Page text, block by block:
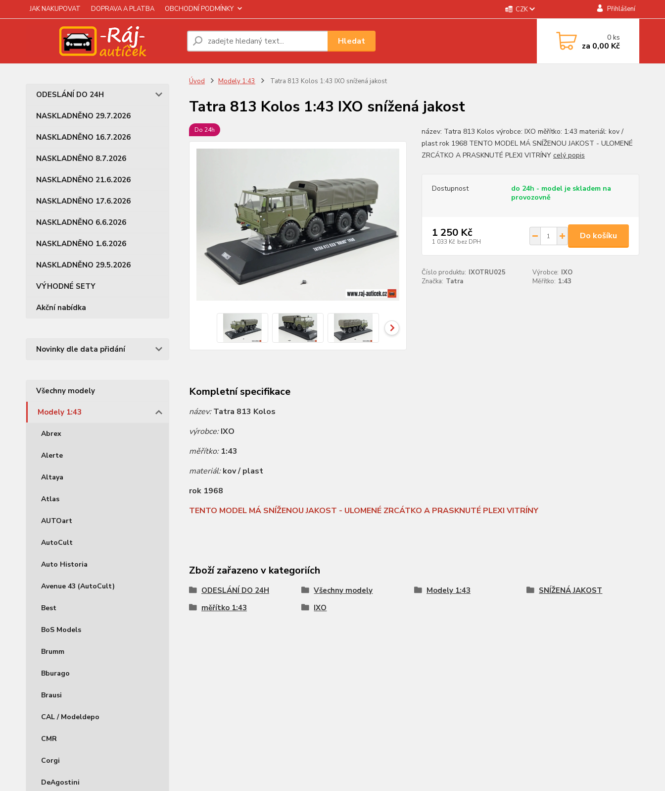
JAK NAKUPOVAT DOPRAVA A PLATBA OBCHODNÍ PODMÍNKY CZK Přihlášení
Hledat 0ks
za 0,00 Kč
ODESLÁNÍ DO 24H
NASKLADNĚNO 29.7.2026
NASKLADNĚNO 16.7.2026
NASKLADNĚNO 8.7.2026
NASKLADNĚNO 21.6.2026
NASKLADNĚNO 17.6.2026
NASKLADNĚNO 6.6.2026
NASKLADNĚNO 1.6.2026
NASKLADNĚNO 29.5.2026
VÝHODNÉ SETY
Akční nabídka
Novinky dle data přidání
Všechny modely
Modely 1:43
Abrex
Alerte
Altaya
Atlas
AUTOart
AutoCult
Auto Historia
Avenue 43 (AutoCult)
Best
BoS Models
Brumm
Bburago
Brausi
CAL / Modeldepo
CMR
Corgi
DeAgostini
Úvod Modely 1:43 Tatra 813 Kolos 1:43 IXO snížená jakost
Tatra 813 Kolos 1:43 IXO snížená jakost
Do 24h
název: Tatra 813 Kolos výrobce: IXO měřítko: 1:43 materiál: kov /
plast rok 1968 TENTO MODEL MÁ SNÍŽENOU JAKOST - ULOMENÉ
ZRCÁTKO A PRASKNUTÉ PLEXI VITRÍNY celý popis
Dostupnost
do 24h - model je skladem na
provozovně
1 250 Kč
1 033 Kč bez DPH
Do košíku
Číslo produktu: IXOTRU025 Výrobce: IXO
Značka: Tatra Měřítko: 1:43
Kompletní specifikace
název:Tatra 813 Kolos
výrobce:IXO
měřítko: 1:43
materiál:kov / plast
rok 1968
TENTO MODEL MÁ SNÍŽENOU JAKOST - ULOMENÉ ZRCÁTKO A PRASKNUTÉ PLEXI VITRÍNY
Zboží zařazeno v kategoriích
ODESLÁNÍ DO 24H Všechny modely Modely 1:43
SNÍŽENÁ JAKOST
měřítko 1:43
IXO